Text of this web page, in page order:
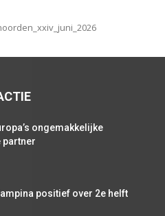
ongemakkelijke
positief over 2e helft